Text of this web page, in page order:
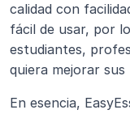
calidad con
fácil de usar, por
estudiantes,
quiera mejorar sus
En esencia,